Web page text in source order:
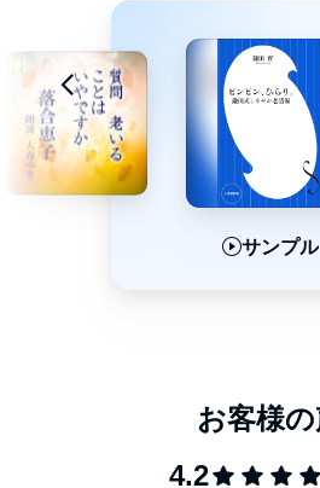
サンプル